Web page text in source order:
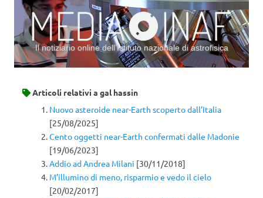
Il notiziario online dell’Istituto nazionale di astrofisica
Articoli relativi a gal hassin
Nuovo asteroide near-Earth scoperto dall’Italia
[25/08/2025]
Cento oggetti near-Earth confermati dalle Madonie
[19/06/2023]
Addio ad Andrea Milani [30/11/2018]
M’illumino di meno, risparmio e vedo il cielo
[20/02/2017]